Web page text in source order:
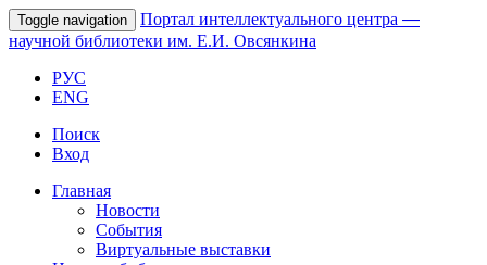
Toggle navigation Портал интеллектуального центра —
научной библиотеки им. Е.И. Овсянкина
РУС
ENG
Поиск
Вход
Главная
Новости
События
Виртуальные выставки